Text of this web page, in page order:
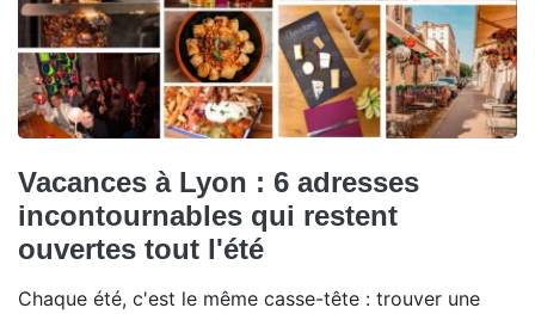
Vacances à Lyon : 6 adresses
incontournables qui restent
ouvertes tout l'été
Chaque été, c'est le même casse-tête : trouver une